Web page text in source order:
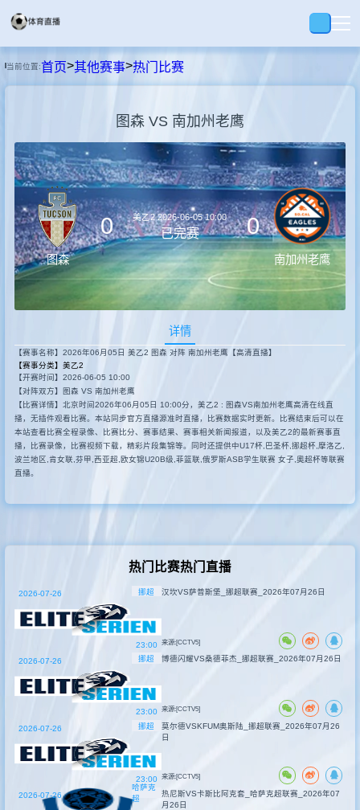
首页
足球
篮球
录播
集锦
速报
当前位置:首页>其他赛事>热门比赛
图森 VS 南加州老鹰
图森
0 美乙22026-06-05 10:00
已完赛 0
南加州老鹰
详情
【赛事名称】2026年06月05日 美乙2 图森 对阵 南加州老鹰【高清直播】
【赛事分类】 美乙2
【开赛时间】2026-06-05 10:00
【对阵双方】图森 VS 南加州老鹰
【比赛详情】北京时间2026年06月05日 10:00分，美乙2 : 图森VS南加州老鹰高清在线直
播，无插件观看比赛。本站同步官方直播源准时直播，比赛数据实时更新。比赛结束后可以在
本站查看比赛全程录像、比赛比分、赛事结果、赛事相关新闻报道，以及美乙2的最新赛事直
播，比赛录像，比赛视频下载，精彩片段集锦等。同时还提供中U17杯,巴圣杯,挪超杯,摩洛乙,
波兰地区,肯女联,芬甲,西亚超,欧女锦U20B级,菲篮联,俄罗斯ASB学生联赛 女子,奧超杯等联赛
直播。
热门比赛热门直播
挪超
23:00
2026-07-26 汉坎VS萨普斯堡_挪超联赛_2026年07月26日
来源:[CCTV5]
挪超
23:00
2026-07-26 博德闪耀VS桑德菲杰_挪超联赛_2026年07月26日
来源:[CCTV5]
挪超
23:00
2026-07-26
莫尔德VSKFUM奥斯陆_挪超联赛_2026年07月26
日
来源:[CCTV5]
哈萨克
超
2026-07-26
热尼斯VS卡斯比阿克套_哈萨克超联赛_2026年07
月26日